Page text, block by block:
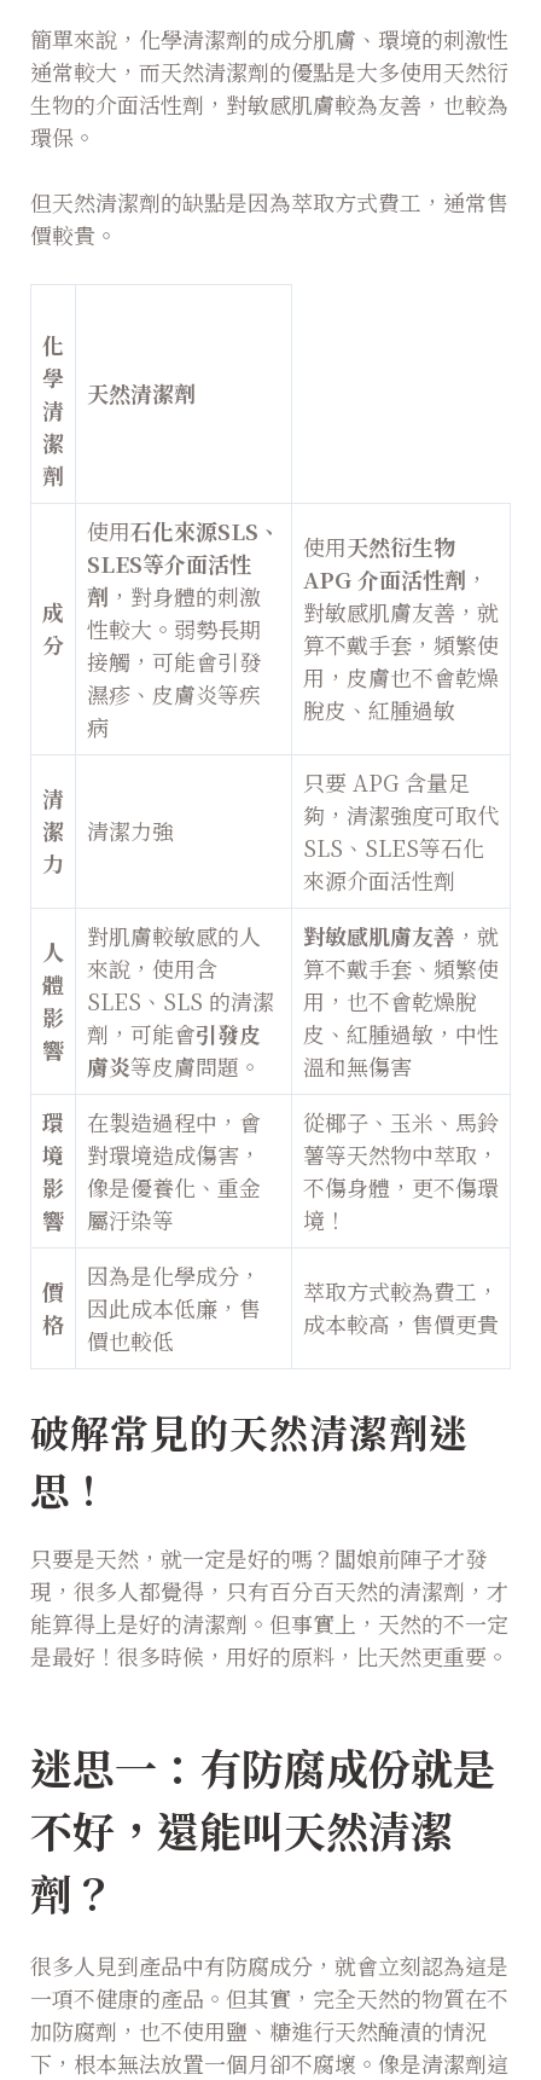
簡單來說，化學清潔劑的成分肌膚、環境的刺激性
通常較大，而天然清潔劑的優點是大多使用天然衍
生物的介面活性劑，對敏感肌膚較為友善，也較為
環保。
但天然清潔劑的缺點是因為萃取方式費工，通常售
價較貴。
化
學
清
潔
劑
天然清潔劑
成
分
使用石化來源SLS、
SLES等介面活性
劑 ，對身體的刺激
性較大。弱勢長期
接觸，可能會引發
濕疹、皮膚炎等疾
病
使用天然衍生物
APG 介面活性劑 ，
對敏感肌膚友善，就
算不戴手套，頻繁使
用，皮膚也不會乾燥
脫皮、紅腫過敏
清
潔
力
清潔力強
只要 APG 含量足
夠，清潔強度可取代
SLS、SLES等石化
來源介面活性劑
人
體
影
響
對肌膚較敏感的人
來說，使用含
SLES、SLS 的清潔
劑，可能會引發皮
膚炎等皮膚問題。
對敏感肌膚友善 ，就
算不戴手套、頻繁使
用，也不會乾燥脫
皮、紅腫過敏，中性
溫和無傷害
環
境
影
響
在製造過程中，會
對環境造成傷害，
像是優養化、重金
屬汙染等
從椰子、玉米、馬鈴
薯等天然物中萃取，
不傷身體，更不傷環
境！
價
格
因為是化學成分，
因此成本低廉，售
價也較低
萃取方式較為費工，
成本較高，售價更貴
破解常見的天然清潔劑迷
思！
只要是天然，就一定是好的嗎？闆娘前陣子才發
現，很多人都覺得，只有百分百天然的清潔劑，才
能算得上是好的清潔劑。但事實上，天然的不一定
是最好！很多時候，用好的原料，比天然更重要。
迷思一：有防腐成份就是
不好，還能叫天然清潔
劑？
很多人見到產品中有防腐成分，就會立刻認為這是
一項不健康的產品。但其實，完全天然的物質在不
加防腐劑，也不使用鹽、糖進行天然醃漬的情況
下，根本無法放置一個月卻不腐壞。像是清潔劑這